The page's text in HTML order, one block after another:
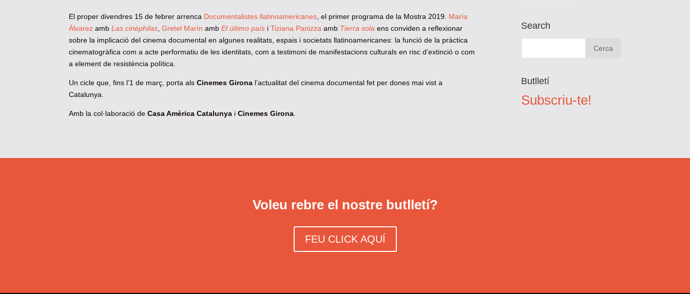
El proper divendres 15 de febrer arrenca Documentalistes llatinoamericanes , el primer programa de la Mostra 2019. María
Álvarez ambLas cinéphilas ,Gretel Marín ambEl último país iTiziana Panizza amb Tierra sola ens conviden a reflexionar
sobre la implicació del cinema documental en algunes realitats, espais i societats llatinoamericanes: la funció de la pràctica
cinematogràfica com a acte performatiu de les identitats, com a testimoni de manifestacions culturals en risc d’extinció o com
a element de resistència política.
Un cicle que, fins l’1 de març, porta alsCinemes Girona l’actualitat del cinema documental fet per dones mai vist a
Catalunya.
Amb la col·laboració deCasa Amèrica Catalunya iCinemes Girona
Search
Butlletí
Subscriu-te!
Voleu rebre el nostre butlletí?
FEU CLICK AQUÍ